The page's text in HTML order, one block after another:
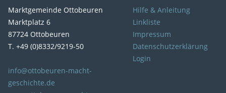
Marktgemeinde Ottobeuren
Marktplatz 6
87724 Ottobeuren
T. +49 (0)8332/9219-50
info@ottobeuren-macht-
geschichte.de
Hilfe & Anleitung
Linkliste
Impressum
Datenschutzerklärung
Login